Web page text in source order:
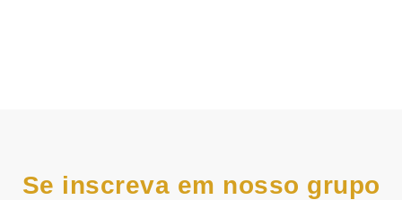
Se inscreva em nosso grupo